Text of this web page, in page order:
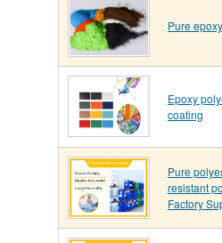
Pure
Epoxy
coating
Pure
resistant
Factory